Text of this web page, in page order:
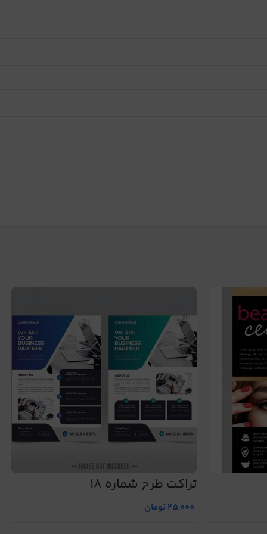
تراکت طرح شماره 18
25,000تومان